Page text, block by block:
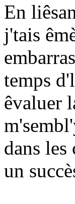
En
j'tais
temps
êvaluer
dans
un